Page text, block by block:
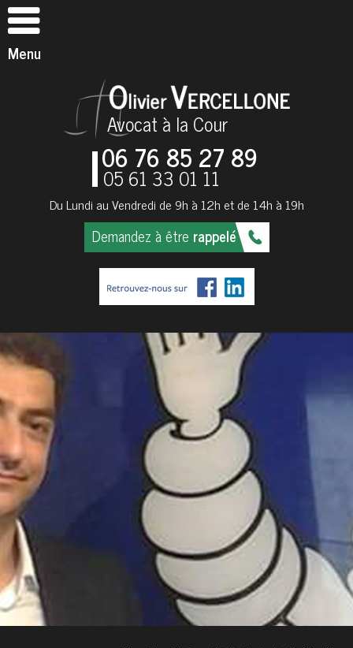
Menu
Avocat à la Cour
06 76 85 27 89
05 61 33 01 11
Du Lundi au Vendredi de 9h à 12h et de 14h à 19h
Demandez à être rappelé